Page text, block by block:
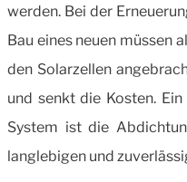
werden. Bei der
Bau eines neuen müssen
den Solarzellen
und senkt die Kosten.
System ist die
langlebigen und